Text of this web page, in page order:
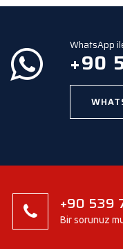
p
WhatsApp
+90
+90 539
Bir sorunuz